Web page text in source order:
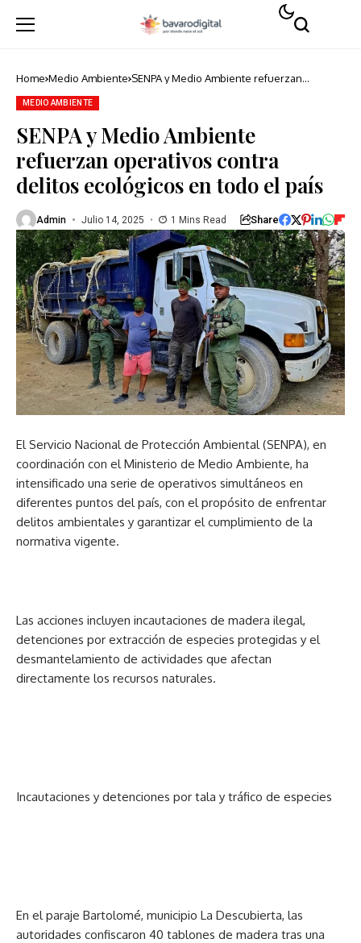
Home Medio Ambiente SENPA y Medio Ambiente refuerzan
MEDIO AMBIENTE
SENPA y Medio Ambiente
refuerzan operativos contra
delitos ecológicos en todo el país
Admin Julio 14, 2025 1 Mins Read Share
El Servicio Nacional de Protección Ambiental (SENPA), en
coordinación con el Ministerio de Medio Ambiente, ha
intensificado una serie de operativos simultáneos en
diferentes puntos del país, con el propósito de enfrentar
delitos ambientales y garantizar el cumplimiento de la
normativa vigente.
Las acciones incluyen incautaciones de madera ilegal,
detenciones por extracción de especies protegidas y el
desmantelamiento de actividades que afectan
directamente los recursos naturales.
Incautaciones y detenciones por tala y tráfico de especies
En el paraje Bartolomé, municipio La Descubierta, las
autoridades confiscaron 40 tablones de madera tras una